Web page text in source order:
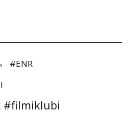
#ENR
#filmiklubi